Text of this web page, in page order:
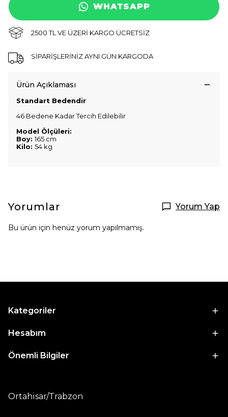
WHATSAPP
2500 TL VE ÜZERİ KARGO ÜCRETSİZ
SİPARİŞLERİNİZ AYNI GÜN KARGODA
Ürün Açıklaması
Standart Bedendir
46 Bedene Kadar Tercih Edilebilir
Model Ölçüleri:
Boy:165 cm
Kilo: 54 kg
Yorumlar Yorum Yap
Bu ürün için henüz yorum yapılmamış.
Kategoriler
Hesabım
Önemli Bilgiler
Ortahisar/Trabzon